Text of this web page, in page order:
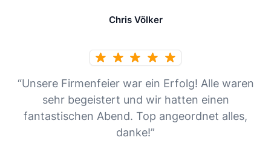
Chris Völker
“Unsere Firmenfeier war ein Erfolg! Alle waren
sehr begeistert und wir hatten einen
fantastischen Abend. Top angeordnet alles,
danke!”